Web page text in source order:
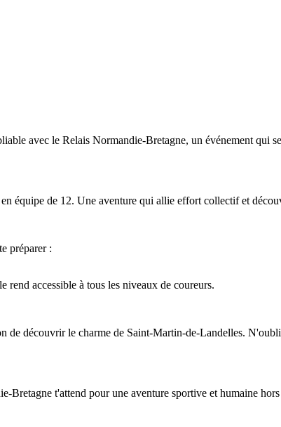
avec le Relais Normandie-Bretagne, un événement qui
équipe de 12. Une aventure qui allie effort collectif et
préparer :
rend accessible à tous les niveaux de coureurs.
de découvrir le charme de Saint-Martin-de-Landelles.
Bretagne t'attend pour une aventure sportive et humaine